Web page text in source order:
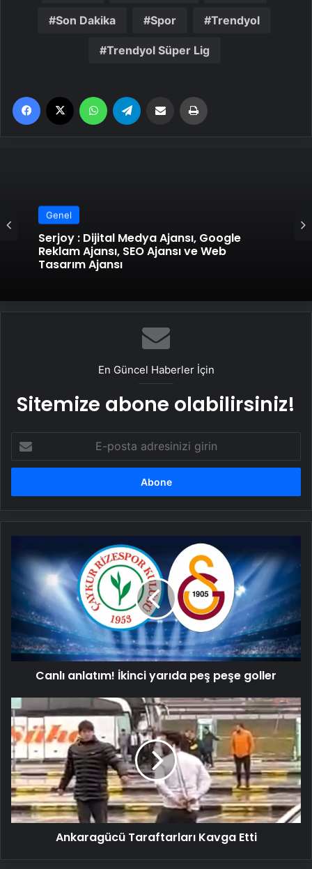
Son Dakika Spor Trendyol
Trendyol Süper Lig
Facebook WhatsApp Email'den paylaş
Genel
Serjoy : Dijital Medya Ajansı, Google
Genel
En Güncel Haberler İçin
Sitemize abone olabilirsiniz!
posta
adresinizi
anlatım!
peş
peşe
Canlı anlatım! İkinci yarıda peş peşe goller
Taraftarları
Kavga
Etti
Ankaragücü Taraftarları Kavga Etti